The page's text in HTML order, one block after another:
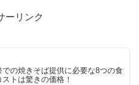
ーリンク
での焼きそば提供に必要な8つの食
トは驚きの価格！